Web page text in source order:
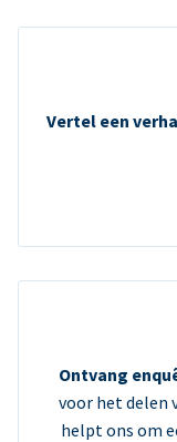
Vertel een
Ontvang
voor het delen
helpt ons om